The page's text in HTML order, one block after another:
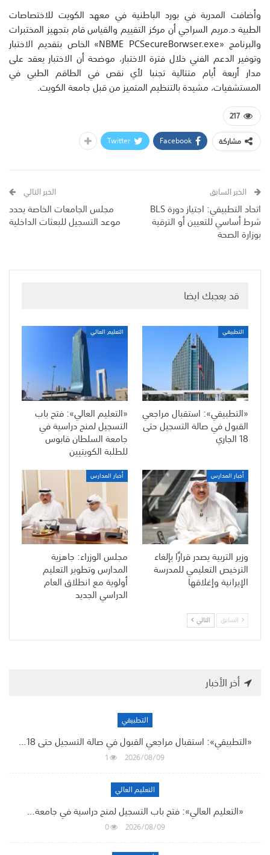
وأضافت المدربة في بورد الباطنية في معهد الكويت للاختصاصات
الطبية د.مريم السراجي أن مركز التقييم والقياس قام بتجهيز المختبرات
والبرنامج «NBME PCSecureBorwser.exe» الخاص بتقديم الاختبار
وتوفير الدعم الفني خلال فترة الاختبار، موضحة أن الاختبار يعقد على
مدار أربعة أيام متتالية تجنبا لأي نقص في الطاقم الطبي في
المستشفيات، مشيدة بالتنظيم المتميز من قبل جامعة الكويت.
217
مشاركة
Facebook
Twitter
الخبر السابق
اتحاد التطبيقي: اجتياز دورة BLS
شرط أساسي للتعيين أو الترقية
بوزارة الصحة
الخبر التالي
مجلس الجامعات الخاصة يحدد
موعد التسجيل للبعثات الداخلية
قد يعجبك ايضا
التطبيقي
«التطبيقي»: استقبال مراجعي
القبول في صالة التسجيل حتى
18 الجاري
التعليم العالي
«التعليم العالي»: فتح باب
التسجيل لمنح دراسية في
جامعة السلطان قابوس
للطلبة الكويتيين
أخبار المدارس
وزير التربية يصدر قرارًا بإلغاء
الترخيص التعليمي للمدرسة
الإيرانية وإغلاقها
أخبار المدارس
مجلس الوزراء: جاهزية
المدارس وتطوير التعليم
أولوية مع انطلاق العام
الدراسي الجديد
السابق التالي
أخر الأخبار
التطبيقي
«التطبيقي»: استقبال مراجعي القبول في صالة التسجيل حتى 18…
2026/08/09
1
التعليم العالي
«التعليم العالي»: فتح باب التسجيل لمنح دراسية في جامعة…
2026/08/09
0